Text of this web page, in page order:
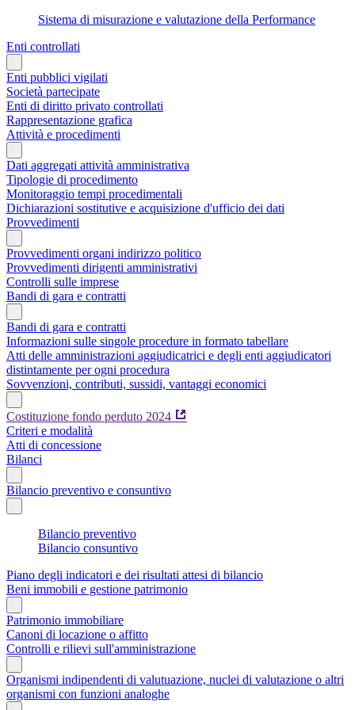
Sistema di misurazione e valutazione della Performance
Enti controllati
Enti pubblici vigilati
Società partecipate
Enti di diritto privato controllati
Rappresentazione grafica
Attività e procedimenti
Dati aggregati attività amministrativa
Tipologie di procedimento
Monitoraggio tempi procedimentali
Dichiarazioni sostitutive e acquisizione d'ufficio dei dati
Provvedimenti
Provvedimenti organi indirizzo politico
Provvedimenti dirigenti amministrativi
Controlli sulle imprese
Bandi di gara e contratti
Bandi di gara e contratti
Informazioni sulle singole procedure in formato tabellare
Atti delle amministrazioni aggiudicatrici e degli enti aggiudicatori
distintamente per ogni procedura
Sovvenzioni, contributi, sussidi, vantaggi economici
Costituzione fondo perduto 2024
Criteri e modalità
Atti di concessione
Bilanci
Bilancio preventivo e consuntivo
Bilancio preventivo
Bilancio consuntivo
Piano degli indicatori e dei risultati attesi di bilancio
Beni immobili e gestione patrimonio
Patrimonio immobiliare
Canoni di locazione o affitto
Controlli e rilievi sull'amministrazione
Organismi indipendenti di valutuazione, nuclei di valutazione o altri
organismi con funzioni analoghe